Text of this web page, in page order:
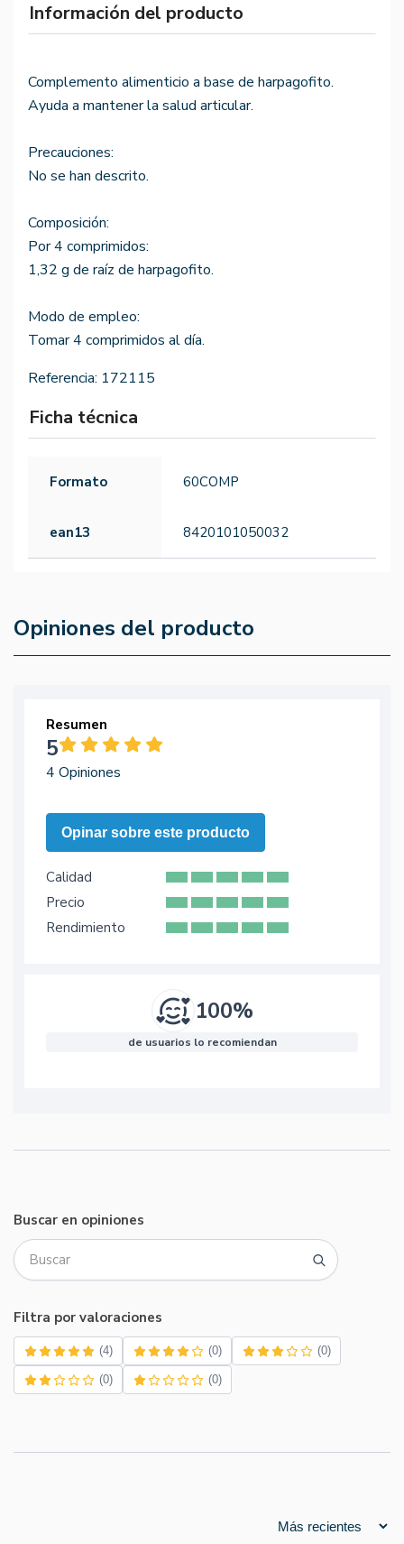
Información del producto
Complemento alimenticio a base de harpagofito.
Ayuda a mantener la salud articular.
Precauciones:
No se han descrito.
Composición:
Por 4 comprimidos:
1,32 g de raíz de harpagofito.
Modo de empleo:
Tomar 4 comprimidos al día.
Referencia: 172115
Ficha técnica
Formato 60COMP
ean13 8420101050032
Opiniones del producto
Resumen
5
4 Opiniones
Opinar sobre este producto
Calidad
Precio
Rendimiento
100%
de usuarios lo recomiendan
Buscar en opiniones
Filtra por valoraciones
(4) (0) (0)
(0) (0)